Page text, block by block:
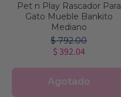
Pet n Play Rascador Para
Gato Mueble Bankito
Mediano
$ 792.00
$ 392.04
Agotado